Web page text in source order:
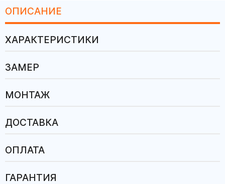
ОПИСАНИЕ
ХАРАКТЕРИСТИКИ
ЗАМЕР
МОНТАЖ
ДОСТАВКА
ОПЛАТА
ГАРАНТИЯ